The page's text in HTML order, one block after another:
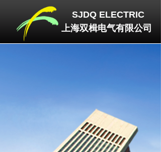
上海双楫电气有限公司
SJDQ ELECTRIC